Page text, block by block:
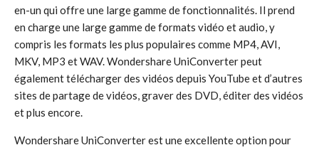
en-un qui offre une large gamme de fonctionnalités. Il prend
en charge une large gamme de formats vidéo et audio, y
compris les formats les plus populaires comme MP4, AVI,
MKV, MP3 et WAV. Wondershare UniConverter peut
également télécharger des vidéos depuis YouTube et d’autres
sites de partage de vidéos, graver des DVD, éditer des vidéos
et plus encore.
Wondershare UniConverter est une excellente option pour